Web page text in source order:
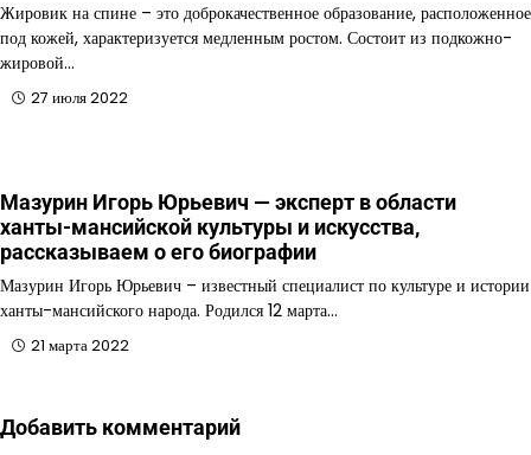
Жировик на спине – это доброкачественное образование, расположенное
под кожей, характеризуется медленным ростом. Состоит из подкожно-
жировой…
27 июля 2022
Мазурин Игорь Юрьевич — эксперт в области
ханты-мансийской культуры и искусства,
рассказываем о его биографии
Мазурин Игорь Юрьевич – известный специалист по культуре и истории
ханты-мансийского народа. Родился 12 марта…
21 марта 2022
Добавить комментарий